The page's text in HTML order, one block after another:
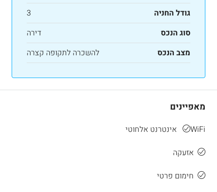
גודל החניה
3
סוג הנכס
דירה
מצב הנכס
להשכרה לתקופה קצרה
מאפיינים
WiFi אינטרנט אלחוטי
אזעקה
חימום פרטי